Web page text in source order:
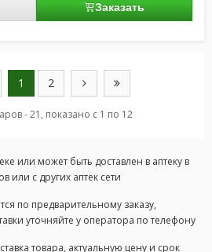
Заказать
1 2
- 21, показано с 1 по 12
или может быть доставлен в аптеку в
или с других аптек сети
по предварительному заказу,
уточняйте у оператора по телефону
товара, актуальную цену и срок